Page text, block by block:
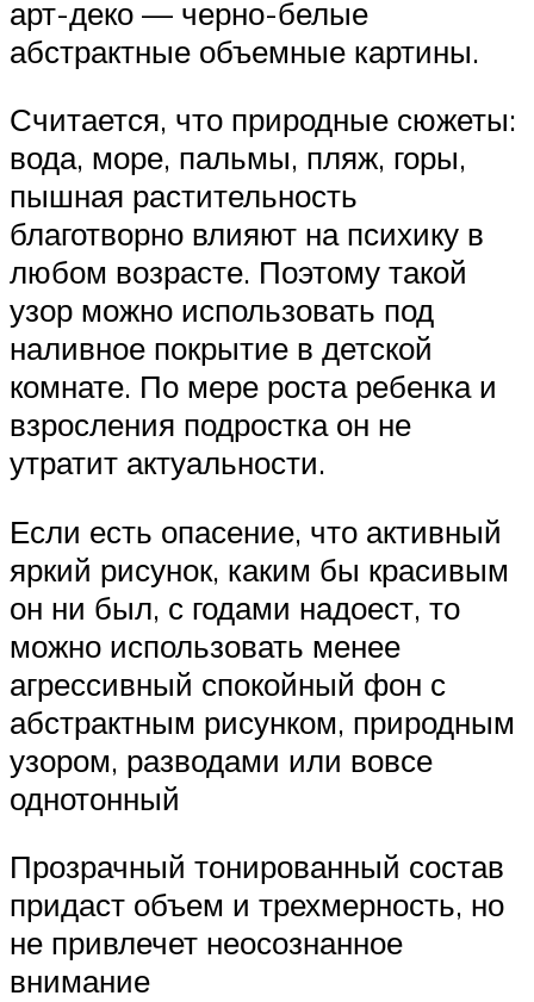
арт-деко — черно-белые
абстрактные объемные картины.
Считается, что природные сюжеты:
вода, море, пальмы, пляж, горы,
пышная растительность
благотворно влияют на психику в
любом возрасте. Поэтому такой
узор можно использовать под
наливное покрытие в детской
комнате. По мере роста ребенка и
взросления подростка он не
утратит актуальности.
Если есть опасение, что активный
яркий рисунок, каким бы красивым
он ни был, с годами надоест, то
можно использовать менее
агрессивный спокойный фон с
абстрактным рисунком, природным
узором, разводами или вовсе
однотонный
Прозрачный тонированный состав
придаст объем и трехмерность, но
не привлечет неосознанное
внимание